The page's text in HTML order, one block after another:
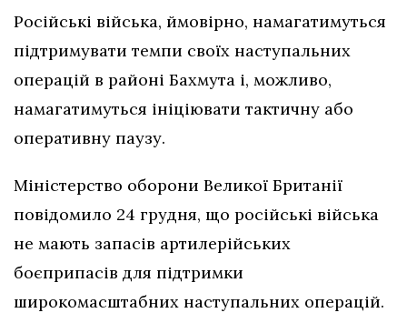
Російські війська, ймовірно, намагатимуться
підтримувати темпи своїх наступальних
операцій в районі Бахмута і, можливо,
намагатимуться ініціювати тактичну або
оперативну паузу.
Міністерство оборони Великої Британії
повідомило 24 грудня, що російські війська
не мають запасів артилерійських
боєприпасів для підтримки
широкомасштабних наступальних операцій.